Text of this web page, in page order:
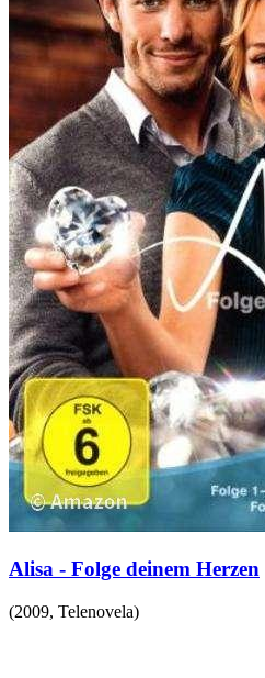
Alisa - Folge deinem Herzen
(2009, Telenovela)